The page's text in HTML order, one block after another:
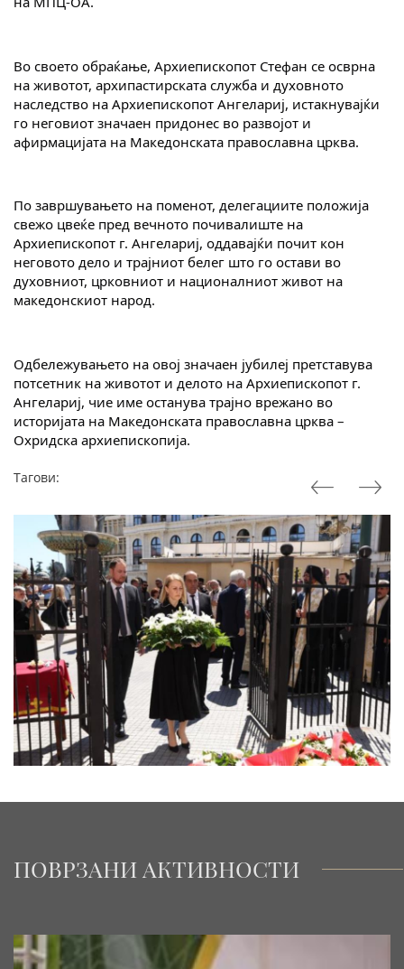
Во своето обраќање, Архиепископот Стефан се осврна
на животот, архипастирската служба и духовното
наследство на Архиепископот Ангелариј, истакнувајќи
го неговиот значаен придонес во развојот и
афирмацијата на Македонската православна црква.
По завршувањето на поменот, делегациите положија
свежо цвеќе пред вечното почивалиште на
Архиепископот г. Ангелариј, оддавајќи почит кон
неговото дело и трајниот белег што го остави во
духовниот, црковниот и националниот живот на
македонскиот народ.
Одбележувањето на овој значаен јубилеј претставува
потсетник на животот и делото на Архиепископот г.
Ангелариј, чие име останува трајно врежано во
историјата на Македонската православна црква –
Охридска архиепископија.
Тагови:
ПОВРЗАНИ АКТИВНОСТИ